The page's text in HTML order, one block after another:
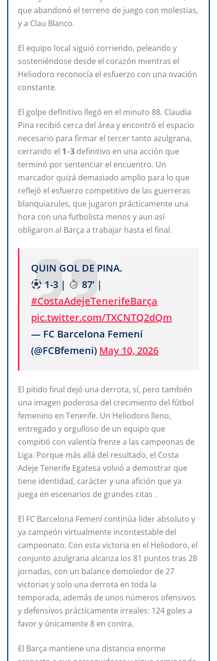
que abandonó el terreno de juego con molestias,
y a Clau Blanco.
El equipo local siguió corriendo, peleando y
sosteniéndose desde el corazón mientras el
Heliodoro reconocía el esfuerzo con una ovación
constante.
El golpe definitivo llegó en el minuto 88. Claudia
Pina recibió cerca del área y encontró el espacio
necesario para firmar el tercer tanto azulgrana,
cerrando el 1–3 definitivo en una acción que
terminó por sentenciar el encuentro. Un
marcador quizá demasiado amplio para lo que
reflejó el esfuerzo competitivo de las guerreras
blanquiazules, que jugaron prácticamente una
hora con una futbolista menos y aun así
obligaron al Barça a trabajar hasta el final.
QUIN GOL DE PINA.
1-3 |
87’ |
#CostaAdejeTenerifeBarça
pic.twitter.com/TXCNTQ2dQm
— FC Barcelona Femení
(@FCBfemeni) May 10, 2026
El pitido final dejó una derrota, sí, pero también
una imagen poderosa del crecimiento del fútbol
femenino en Tenerife. Un Heliodoro lleno,
entregado y orgulloso de un equipo que
compitió con valentía frente a las campeonas de
Liga. Porque más allá del resultado, el Costa
Adeje Tenerife Egatesa volvió a demostrar que
tiene identidad, carácter y una afición que ya
juega en escenarios de grandes citas .
El FC Barcelona Femení continúa líder absoluto y
ya campeón virtualmente incontestable del
campeonato. Con esta victoria en el Heliodoro, el
conjunto azulgrana alcanza los 81 puntos tras 28
jornadas, con un balance demoledor de 27
victorias y solo una derrota en toda la
temporada, además de unos números ofensivos
y defensivos prácticamente irreales: 124 goles a
favor y únicamente 8 en contra.
El Barça mantiene una distancia enorme